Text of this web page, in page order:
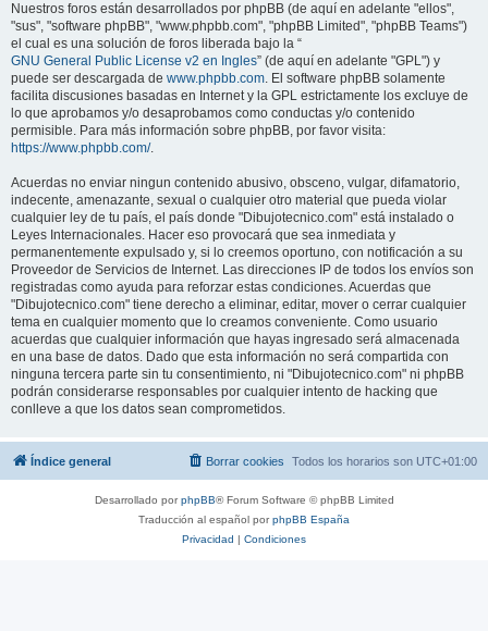
Nuestros foros están desarrollados por phpBB (de aquí en adelante "ellos",
"sus", "software phpBB", "www.phpbb.com", "phpBB Limited", "phpBB Teams")
el cual es una solución de foros liberada bajo la “
GNU General Public License v2 en Ingles” (de aquí en adelante "GPL") y
puede ser descargada de www.phpbb.com. El software phpBB solamente
facilita discusiones basadas en Internet y la GPL estrictamente los excluye de
lo que aprobamos y/o desaprobamos como conductas y/o contenido
permisible. Para más información sobre phpBB, por favor visita:
https://www.phpbb.com/.
Acuerdas no enviar ningun contenido abusivo, obsceno, vulgar, difamatorio,
indecente, amenazante, sexual o cualquier otro material que pueda violar
cualquier ley de tu país, el país donde "Dibujotecnico.com" está instalado o
Leyes Internacionales. Hacer eso provocará que sea inmediata y
permanentemente expulsado y, si lo creemos oportuno, con notificación a su
Proveedor de Servicios de Internet. Las direcciones IP de todos los envíos son
registradas como ayuda para reforzar estas condiciones. Acuerdas que
"Dibujotecnico.com" tiene derecho a eliminar, editar, mover o cerrar cualquier
tema en cualquier momento que lo creamos conveniente. Como usuario
acuerdas que cualquier información que hayas ingresado será almacenada
en una base de datos. Dado que esta información no será compartida con
ninguna tercera parte sin tu consentimiento, ni "Dibujotecnico.com" ni phpBB
podrán considerarse responsables por cualquier intento de hacking que
conlleve a que los datos sean comprometidos.
Índice general Todos los horarios son UTC+01:00
Borrar cookies
Desarrollado porphpBB® Forum Software © phpBB Limited
Traducción al español porphpBB España
Privacidad | Condiciones